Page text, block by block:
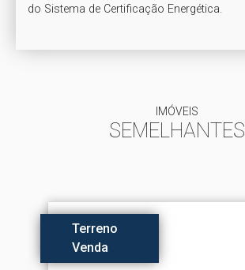
do Sistema de Certificação Energética.
IMÓVEIS
SEMELHANTES
Terreno
Venda